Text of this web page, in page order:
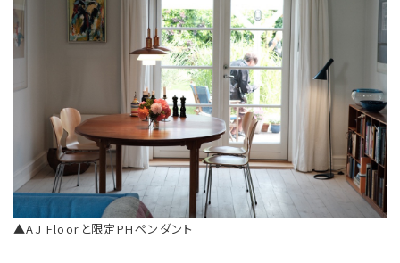
▲AJ Floorと限定PHペンダント